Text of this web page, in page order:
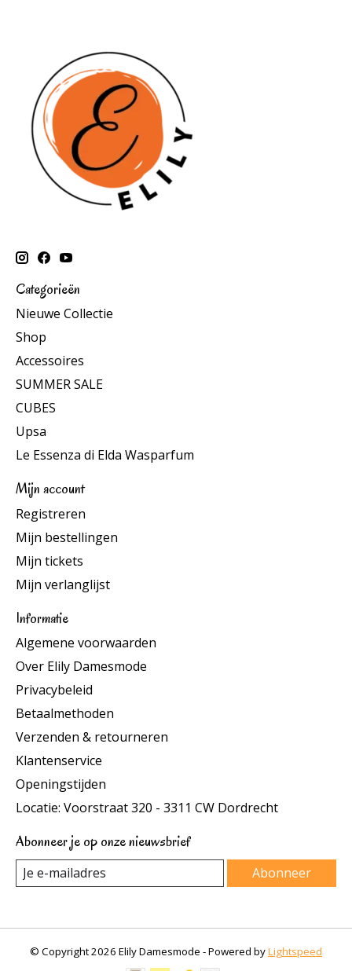
Categorieën
Nieuwe Collectie
Shop
Accessoires
SUMMER SALE
CUBES
Upsa
Le Essenza di Elda Wasparfum
Mijn account
Registreren
Mijn bestellingen
Mijn tickets
Mijn verlanglijst
Informatie
Algemene voorwaarden
Over Elily Damesmode
Privacybeleid
Betaalmethoden
Verzenden & retourneren
Klantenservice
Openingstijden
Locatie: Voorstraat 320 - 3311 CW Dordrecht
Abonneer je op onze nieuwsbrief
Abonneer
© Copyright 2026 Elily Damesmode - Powered byLightspeed